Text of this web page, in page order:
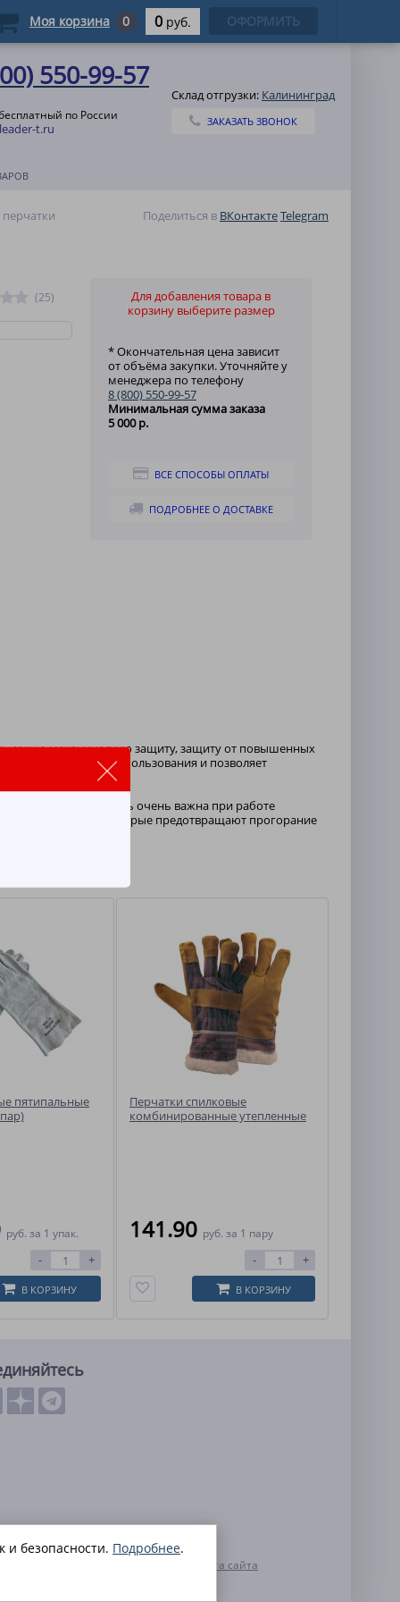
550-99-57
по России
t.ru
Склад отгрузки: Калининград
ЗАКАЗАТЬ ЗВОНОК
Поделиться в ВКонтактеTelegram
(25)
Для добавления товара в
корзину выберите размер
* Окончательная цена зависит
от объёма закупки. Уточняйте у
менеджера по телефону
8 (800) 550-99-57
Минимальная сумма заказа
5 000 р.
ВСЕ СПОСОБЫ ОПЛАТЫ
ПОДРОБНЕЕ О ДОСТАВКЕ
механическую защиту, защиту от повышенных
комфорт использования и позволяет
Данная особенность очень важна при работе
из спилка, которые предотвращают прогорание
пятипальные
руб. за 1 упак.
- +
В КОРЗИНУ
Перчатки спилковые
комбинированные утепленные
141.90 руб. за 1 пару
- +
В КОРЗИНУ
данных
Карта сайта
Моя корзина 0 0 руб. ОФОРМИТЬ
и безопасности. Подробнее.